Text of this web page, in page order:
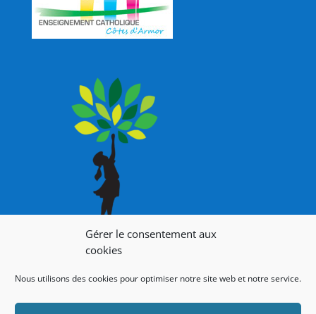
Gérer le consentement aux
cookies
Nous utilisons des cookies pour optimiser notre site web et notre service.